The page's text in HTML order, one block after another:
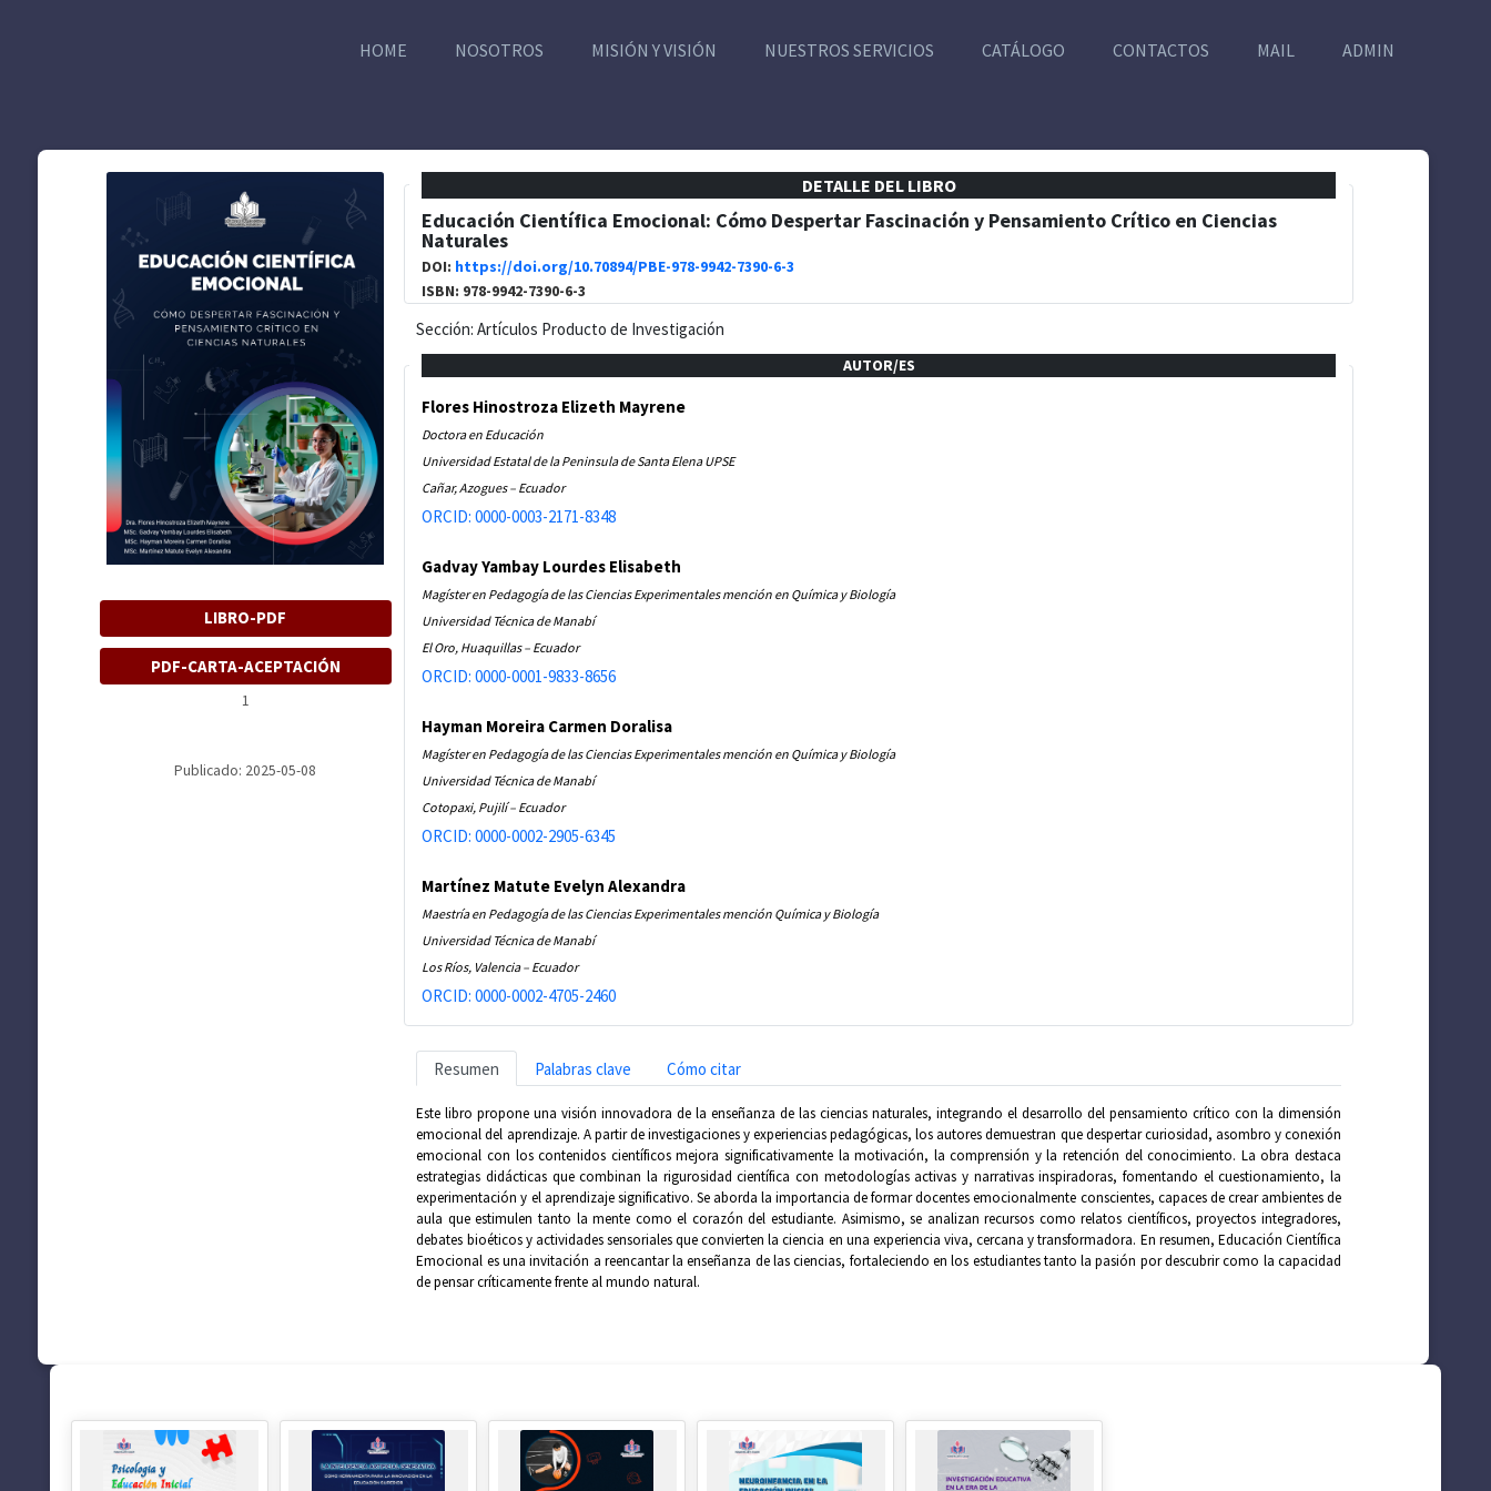
HOME NOSOTROS MISIÓN Y VISIÓN NUESTROS SERVICIOS CATÁLOGO CONTACTOS MAIL ADMIN
LIBRO-PDF
PDF-CARTA-ACEPTACIÓN
1
Publicado: 2025-05-08
DETALLE DEL LIBRO
Educación Científica Emocional: Cómo Despertar Fascinación y Pensamiento Crítico en Ciencias
Naturales
DOI: https://doi.org/10.70894/PBE-978-9942-7390-6-3
ISBN: 978-9942-7390-6-3
Sección: Artículos Producto de Investigación
AUTOR/ES
Flores Hinostroza Elizeth Mayrene
Doctora en Educación
Universidad Estatal de la Peninsula de Santa Elena UPSE
Cañar, Azogues – Ecuador
ORCID: 0000-0003-2171-8348
Gadvay Yambay Lourdes Elisabeth
Magíster en Pedagogía de las Ciencias Experimentales mención en Química y Biología
Universidad Técnica de Manabí
El Oro, Huaquillas – Ecuador
ORCID: 0000-0001-9833-8656
Hayman Moreira Carmen Doralisa
Magíster en Pedagogía de las Ciencias Experimentales mención en Química y Biología
Universidad Técnica de Manabí
Cotopaxi, Pujilí – Ecuador
ORCID: 0000-0002-2905-6345
Martínez Matute Evelyn Alexandra
Maestría en Pedagogía de las Ciencias Experimentales mención Química y Biología
Universidad Técnica de Manabí
Los Ríos, Valencia – Ecuador
ORCID: 0000-0002-4705-2460
Resumen Palabras clave Cómo citar
Este libro propone una visión innovadora de la enseñanza de las ciencias naturales, integrando el desarrollo del pensamiento crítico con la dimensión
emocional del aprendizaje. A partir de investigaciones y experiencias pedagógicas, los autores demuestran que despertar curiosidad, asombro y conexión
emocional con los contenidos científicos mejora significativamente la motivación, la comprensión y la retención del conocimiento. La obra destaca
estrategias didácticas que combinan la rigurosidad científica con metodologías activas y narrativas inspiradoras, fomentando el cuestionamiento, la
experimentación y el aprendizaje significativo. Se aborda la importancia de formar docentes emocionalmente conscientes, capaces de crear ambientes de
aula que estimulen tanto la mente como el corazón del estudiante. Asimismo, se analizan recursos como relatos científicos, proyectos integradores,
debates bioéticos y actividades sensoriales que convierten la ciencia en una experiencia viva, cercana y transformadora. En resumen, Educación Científica
Emocional es una invitación a reencantar la enseñanza de las ciencias, fortaleciendo en los estudiantes tanto la pasión por descubrir como la capacidad
de pensar críticamente frente al mundo natural.